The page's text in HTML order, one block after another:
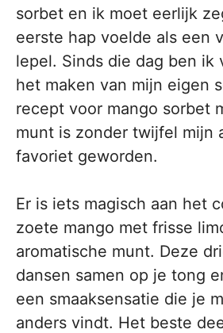
sorbet en ik moet eerlijk
eerste hap voelde als een
lepel. Sinds die dag ben ik
het maken van mijn eigen
recept voor mango sorbet
munt is zonder twijfel mijn
favoriet geworden.
Er is iets magisch aan het
zoete mango met frisse
aromatische munt. Deze
dansen samen op je tong
een smaaksensatie die je
anders vindt. Het beste